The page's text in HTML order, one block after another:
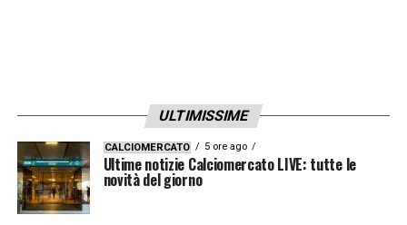
ULTIMISSIME
CALCIOMERCATO 5 ore ago
Ultime notizie Calciomercato LIVE: tutte le
novità del giorno